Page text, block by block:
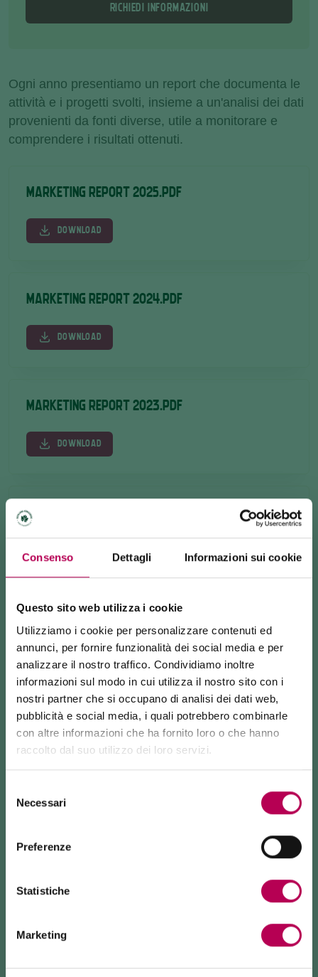
Consenso Dettagli Informazioni sui cookie
Questo sito web utilizza i cookie
Utilizziamo i cookie per personalizzare contenuti ed
annunci, per fornire funzionalità dei social media e per
analizzare il nostro traffico. Condividiamo inoltre
informazioni sul modo in cui utilizza il nostro sito con i
nostri partner che si occupano di analisi dei dati web,
pubblicità e social media, i quali potrebbero combinarle
con altre informazioni che ha fornito loro o che hanno
raccolto dal suo utilizzo dei loro servizi.
delNecessari
Preferenze
Statistiche
Marketing
24 luglio 2026
FUNIVIA MONTE DI MEZZOCORONA CHIUSA PER LAVORI
La funivia del Monte di Mezzocorona è
chiusa per lavori
tramite: sentiero SAT500, Strada delle Longhe, via Ferrata
Burrone Giovanelli.
Ogni anno presentiamo un report che documenta le
attività e i progetti svolti, insieme a un'analisi dei dati
provenienti da fonti diverse, utile a monitorare e
comprendere i risultati ottenuti.
MARKETING REPORT 2025.PDF
DOWNLOAD
MARKETING REPORT 2024.PDF
DOWNLOAD
MARKETING REPORT 2023.PDF
DOWNLOAD
MARKETING REPORT 2022.PDF
DOWNLOAD
MARKETING REPORT 2020.PDF
MARKETING REPORT 2018.PDF
RICHIEDI INFORMAZIONI